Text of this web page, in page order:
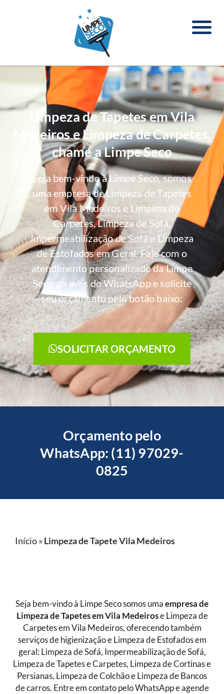
Limpeza de Tapetes em Vila
Medeiros e Limpeza de Carpetes,
chame a Limpe Seco
Seja bem-vindo à Limpe Seco, somos
uma empresa de Limpeza de Tapetes
em Vila Medeiros e Limpeza de
Carpetes, Limpeza de Sofá,
Impermeabilização de Sofá e Limpeza
de Estofados em Geral. Fale com o
atendimento personalizado da Limpe
Seco através do WhatsApp e solicite
seu orçamento pelo botão baixo:
SOLICITAR ORÇAMENTO
Orçamento pelo
WhatsApp: (11) 97029-
0825
Início» Limpeza de Tapete Vila Medeiros
Seja bem-vindo à Limpe Seco somos uma empresa de
Limpeza de Tapetesem Vila Medeirose Limpeza de
Carpetes em Vila Medeiros, oferecendo também
serviços de higienização e Limpeza de Estofados em
geral: Limpeza de Sofá, Impermeabilização de Sofá,
Limpeza de Tapetes e Carpetes, Limpeza de Cortinas e
Persianas, Limpeza de Colchão e Limpeza de Bancos
de carros. Entre em contato pelo WhatsApp e agende